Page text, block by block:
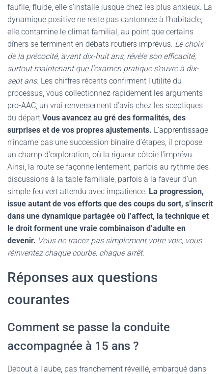
faufile, fluide, elle s’installe jusque chez les plus anxieux. La
dynamique positive ne reste pas cantonnée à l’habitacle,
elle contamine le climat familial, au point que certains
dîners se terminent en débats routiers imprévus. Le choix
de la précocité, avant dix-huit ans, révèle son efficacité,
surtout maintenant que l’examen pratique s’ouvre à dix-
sept ans. Les chiffres récents confirment l’utilité du
processus, vous collectionnez rapidement les arguments
pro-AAC, un vrai renversement d’avis chez les sceptiques
du départ.Vous avancez au gré des formalités, des
surprises et de vos propres ajustements. L’apprentissage
n’incarne pas une succession binaire d’étapes, il propose
un champ d’exploration, où la rigueur côtoie l’imprévu.
Ainsi, la route se façonne lentement, parfois au rythme des
discussions à la table familiale, parfois à la faveur d’un
simple feu vert attendu avec impatience. La progression,
issue autant de vos efforts que des coups du sort, s’inscrit
dans une dynamique partagée où l’affect, la technique et
le droit forment une vraie combinaison d’adulte en
devenir. Vous ne tracez pas simplement votre voie, vous
réinventez chaque courbe, chaque arrêt.
Réponses aux questions
courantes
Comment se passe la conduite
accompagnée à 15 ans ?
Debout à l’aube, pas franchement réveillé, embarqué dans